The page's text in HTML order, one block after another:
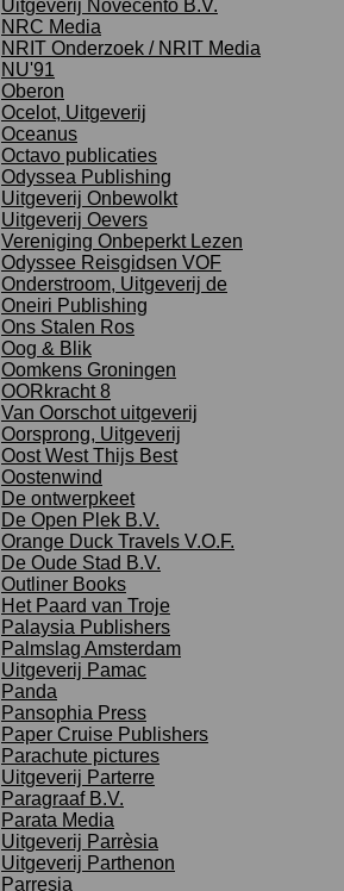
Uitgeverij Novecento B.V.
NRC Media
NRIT Onderzoek / NRIT Media
NU'91
Oberon
Ocelot, Uitgeverij
Oceanus
Octavo publicaties
Odyssea Publishing
Uitgeverij Onbewolkt
Uitgeverij Oevers
Vereniging Onbeperkt Lezen
Odyssee Reisgidsen VOF
Onderstroom, Uitgeverij de
Oneiri Publishing
Ons Stalen Ros
Oog & Blik
Oomkens Groningen
OORkracht 8
Van Oorschot uitgeverij
Oorsprong, Uitgeverij
Oost West Thijs Best
Oostenwind
De ontwerpkeet
De Open Plek B.V.
Orange Duck Travels V.O.F.
De Oude Stad B.V.
Outliner Books
Het Paard van Troje
Palaysia Publishers
Palmslag Amsterdam
Uitgeverij Pamac
Panda
Pansophia Press
Paper Cruise Publishers
Parachute pictures
Uitgeverij Parterre
Paragraaf B.V.
Parata Media
Uitgeverij Parrèsia
Uitgeverij Parthenon
Parresia